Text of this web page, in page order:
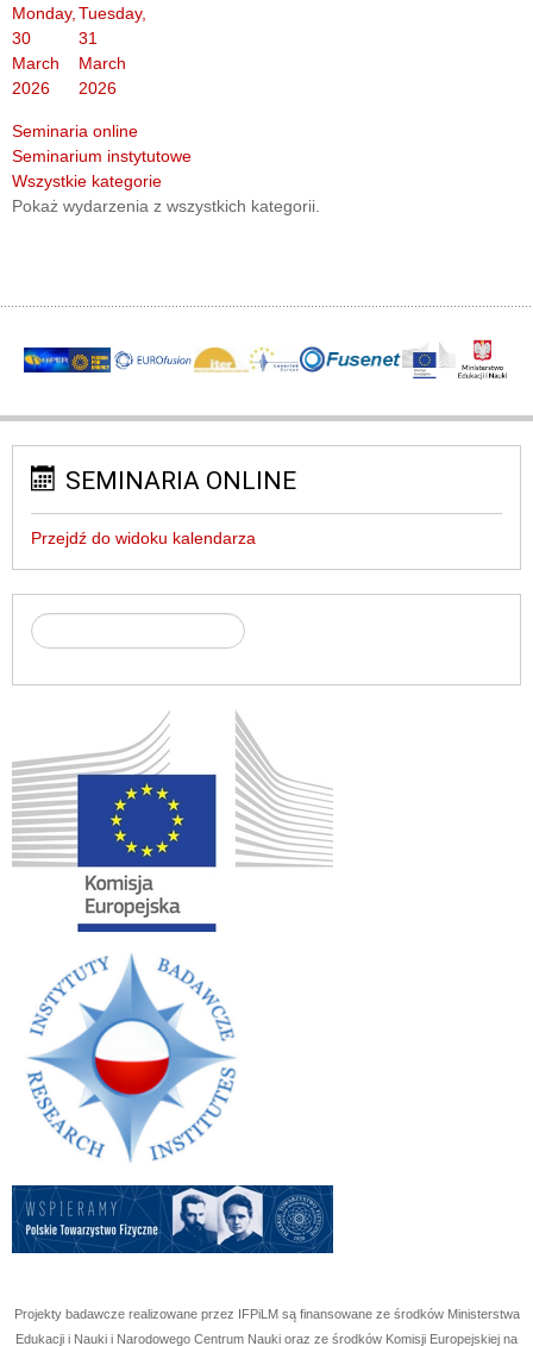
Monday,
30
March
2026
Tuesday,
31
March
2026
Seminaria online
Seminarium instytutowe
Wszystkie kategorie
Pokaż wydarzenia z wszystkich kategorii.
SEMINARIA ONLINE
Przejdź do widoku kalendarza
Projekty badawcze realizowane przez IFPiLM są finansowane ze środków Ministerstwa
Edukacji i Nauki i Narodowego Centrum Nauki oraz ze środków Komisji Europejskiej na